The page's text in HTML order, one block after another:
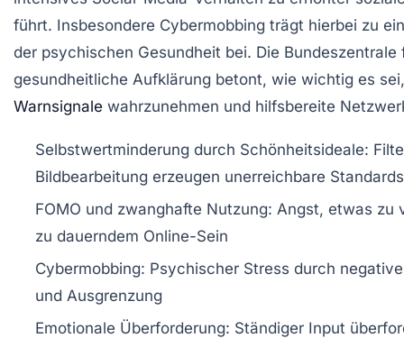
führt. Insbesondere Cybermobbing trägt hierbei zu
der psychischen Gesundheit bei. Die Bundeszentrale
gesundheitliche Aufklärung betont, wie wichtig es
Warnsignale wahrzunehmen und hilfsbereite
Selbstwertminderung durch Schönheitsideale:
Bildbearbeitung erzeugen unerreichbare Standards
FOMO und zwanghafte Nutzung: Angst, etwas zu
zu dauerndem Online-Sein
Cybermobbing: Psychischer Stress durch
und Ausgrenzung
Emotionale Überforderung: Ständiger Input